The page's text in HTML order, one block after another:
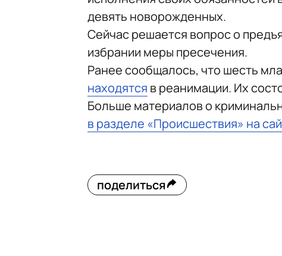
девять новорожденных.
Сейчас решается вопрос о
избрании меры пресечения.
Ранее сообщалось, что шесть
находятся в реанимации. Их
Больше материалов о
в разделе «Происшествия» на
поделиться